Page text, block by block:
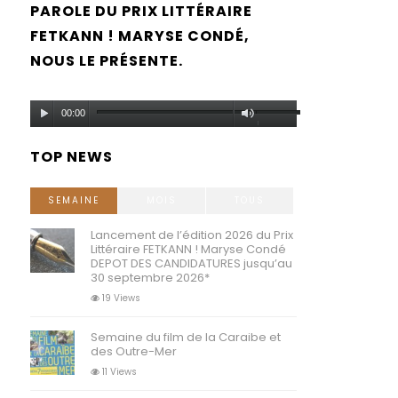
PAROLE DU PRIX LITTÉRAIRE
FETKANN ! MARYSE CONDÉ,
NOUS LE PRÉSENTE.
Lecteur
00:00
Utilisez
augmenter
le
TOP NEWS
SEMAINE
Lancement de l’édition 2026 du Prix
Littéraire FETKANN ! Maryse Condé
DEPOT DES CANDIDATURES jusqu’au
30 septembre 2026*
19 Views
Semaine du film de la Caraibe et
des Outre-Mer
11 Views